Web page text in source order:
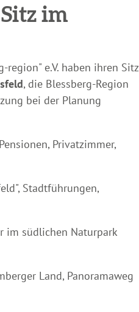
im
region" e.V. haben ihren Sitz
, die Blessberg-Region
bei der Planung
Privatzimmer,
Stadtführungen,
im südlichen Naturpark
Land, Panoramaweg